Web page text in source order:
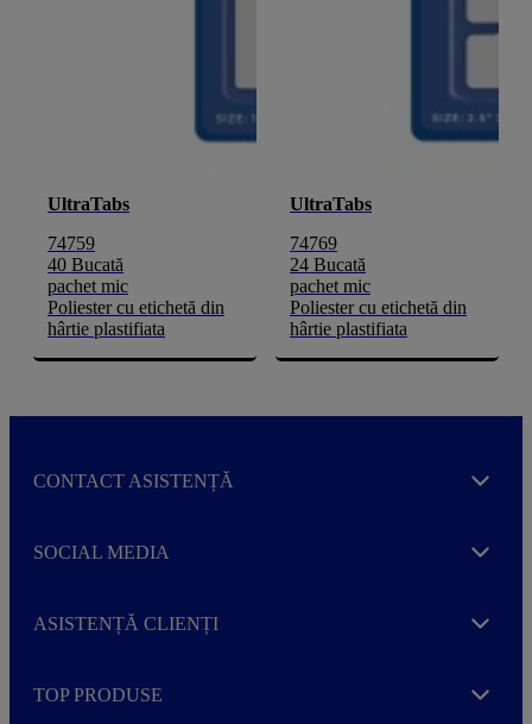
UltraTabs
74759
40 Bucată
pachet mic
Poliester cu etichetă din
hârtie plastifiata
UltraTabs
74769
24 Bucată
pachet mic
Poliester cu etichetă din
hârtie plastifiata
CONTACT ASISTENȚĂ Expand
SOCIAL MEDIA Expand
ASISTENȚĂ CLIENȚI Expand
TOP PRODUSE Expand